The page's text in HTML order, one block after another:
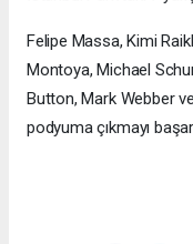
Felipe Massa, Kimi
Montoya, Michael
Button, Mark Webber
podyuma çıkmayı